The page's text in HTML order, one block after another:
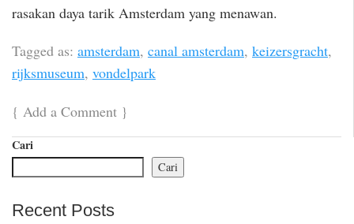
rasakan daya tarik Amsterdam yang menawan.
Tagged as: amsterdam, canal amsterdam, keizersgracht,
rijksmuseum, vondelpark
{ Add a Comment }
Cari
Cari
Recent Posts